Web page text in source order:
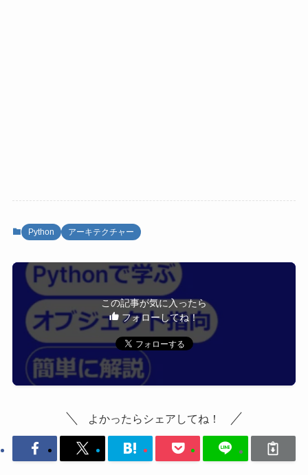
Python アーキテクチャー
この記事が気に入ったら
フォローしてね！
よかったらシェアしてね！